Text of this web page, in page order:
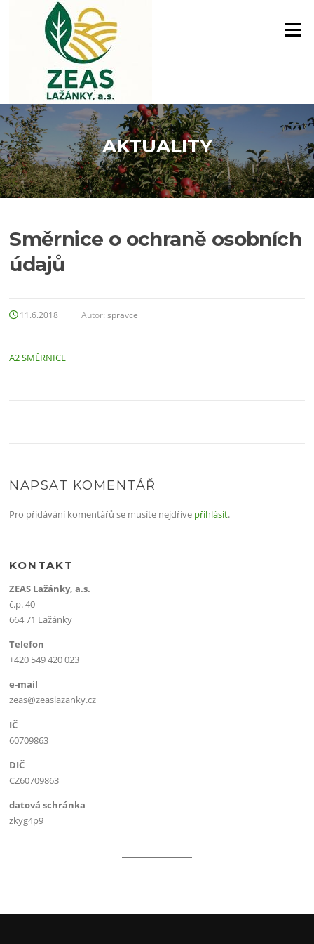
Menu
AKTUALITY
Směrnice o ochraně osobních
údajů
11.6.2018 Autor:spravce
A2 SMĚRNICE
NAPSAT KOMENTÁŘ
Pro přidávání komentářů se musíte nejdříve přihlásit.
KONTAKT
ZEAS Lažánky, a.s.
č.p. 40
664 71 Lažánky
Telefon
+420 549 420 023
e-mail
zeas@zeaslazanky.cz
IČ
60709863
DIČ
CZ60709863
datová schránka
zkyg4p9